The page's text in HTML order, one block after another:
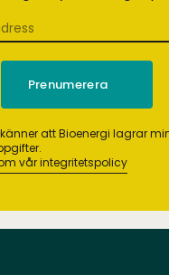
att Bioenergi lagrar
vår integritetspolicy